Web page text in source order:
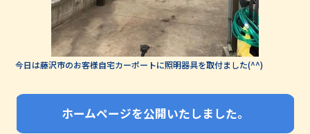
今日は藤沢市のお客様自宅カーポートに照明器具を取付ました(^^)
ホームページを公開いたしました。